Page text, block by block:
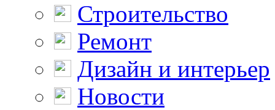
Строительство
Ремонт
Дизайн и интерьер
Новости